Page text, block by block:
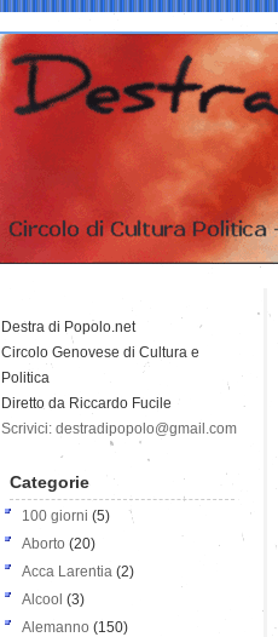
Destra di Popolo.net
Circolo Genovese di Cultura e
Politica
Diretto da Riccardo Fucile
Scrivici: destradipopolo@gmail.com
Categorie
100 giorni (5)
Aborto (20)
Acca Larentia (2)
Alcool (3)
Alemanno (150)